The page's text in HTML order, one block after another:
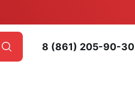
8 (861) 205-90-30